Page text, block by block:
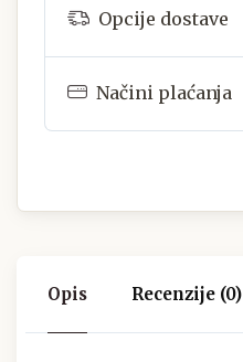
Opcije dostave
Načini plaćanja
Opis Recenzije (0)